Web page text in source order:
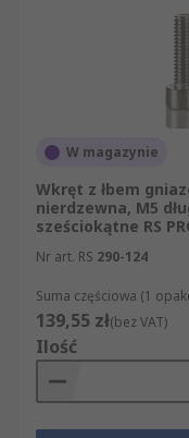
W magazynie
Wkręt z łbem
nierdzewna, M5
sześciokątne RS
Nr art. RS 290-124
Suma częściowa (1
139,55 zł(bez VAT)
Ilość